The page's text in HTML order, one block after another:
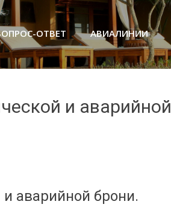
АВИАЛИНИИ
ОТВЕТ
и аварийной
и аварийной брони.